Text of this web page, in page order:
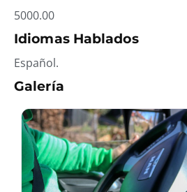
5000.00
Idiomas Hablados
Español.
Galería